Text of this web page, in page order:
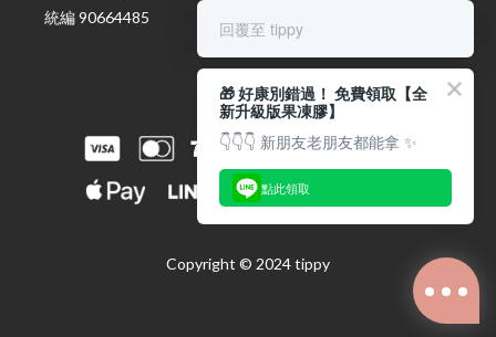
統編 90664485
Copyright © 2024 tippy
回覆至 tippy
🎁 好康別錯過！ 免費領取【全
新升級版果凍膠】
👇👇👇 新朋友老朋友都能拿 ✨
點此領取